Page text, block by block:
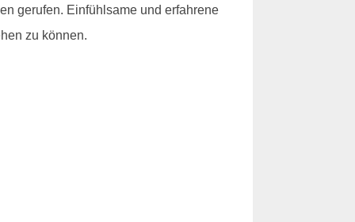
gerufen. Einfühlsame und erfahrene
zu können.